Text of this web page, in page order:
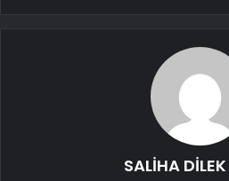
SALİHA